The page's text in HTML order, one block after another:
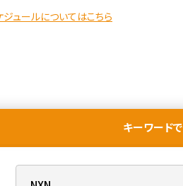
ュールについてはこちら
キーワード